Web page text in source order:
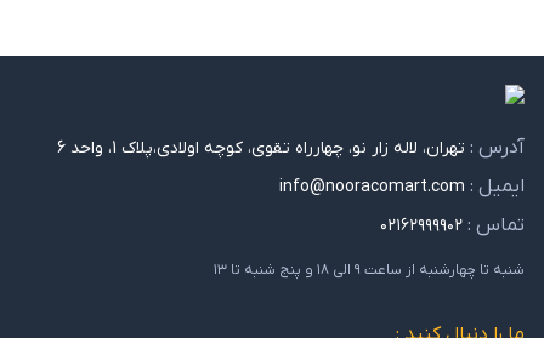
آدرس : تهران، لاله زار نو، چهارراه تقوی، کوچه اولادی،پلاک 1، واحد 6
ایمیل : info@nooracomart.com
تماس : ۰۲۱۶۲۹۹۹۹۰۲
شنبه تا چهارشنبه از ساعت ۹ الی ۱۸ و پنج شنبه تا ۱۳